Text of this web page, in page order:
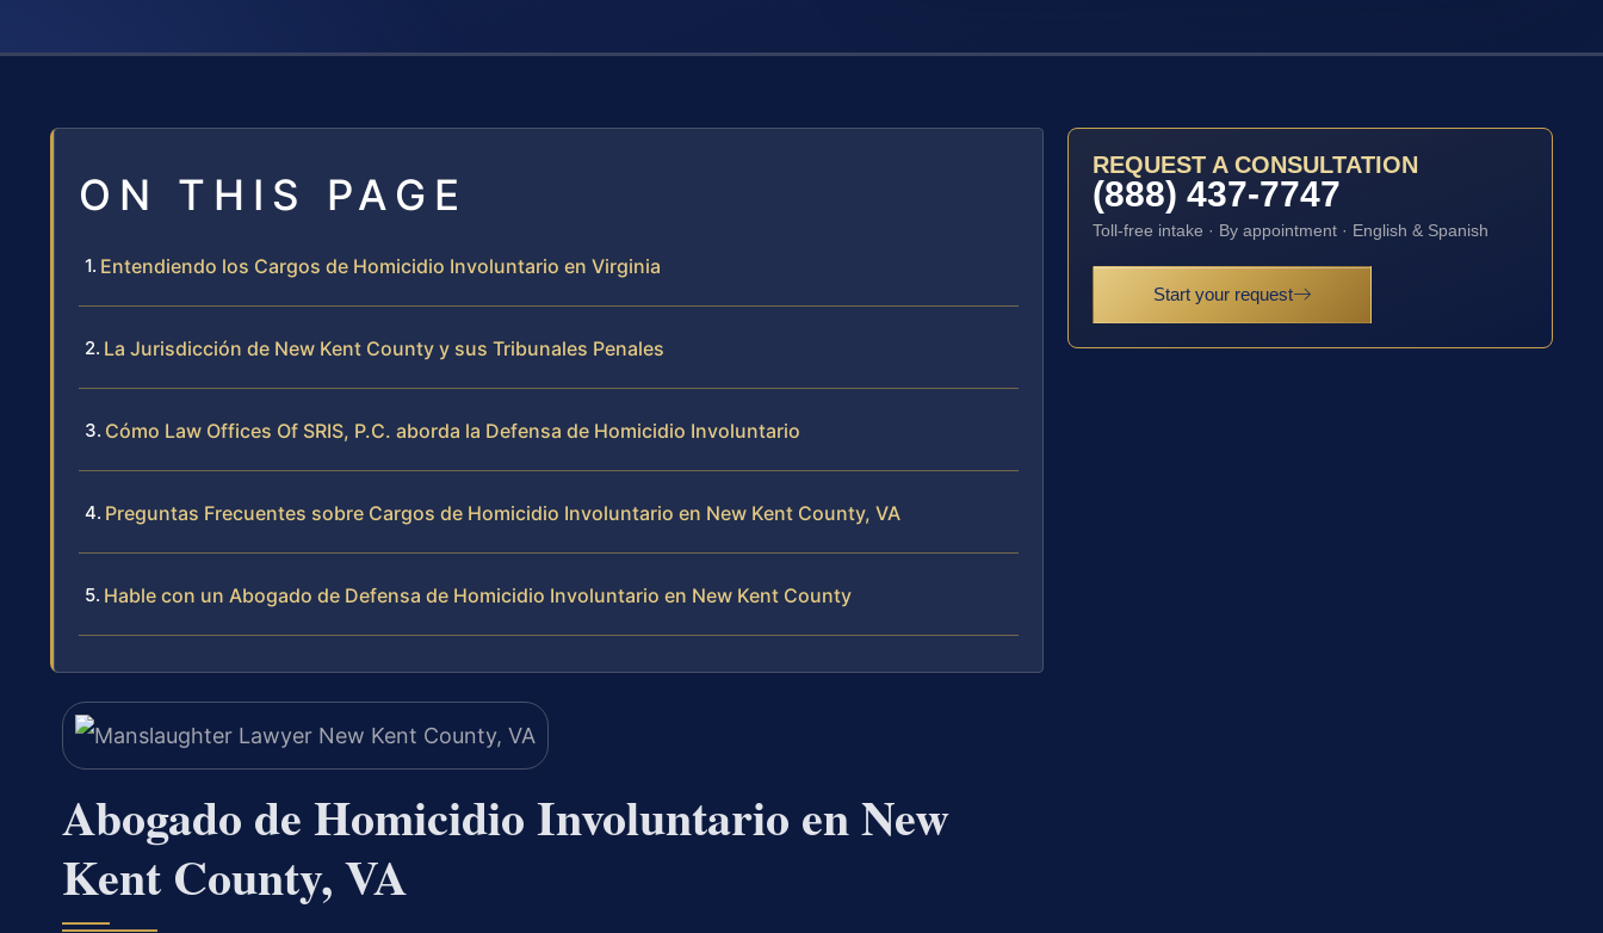
ON THIS PAGE
Entendiendo los Cargos de Homicidio Involuntario en Virginia
La Jurisdicción de New Kent County y sus Tribunales Penales
Cómo Law Offices Of SRIS, P.C. aborda la Defensa de Homicidio Involuntario
Preguntas Frecuentes sobre Cargos de Homicidio Involuntario en New Kent County, VA
Hable con un Abogado de Defensa de Homicidio Involuntario en New Kent County
Abogado de Homicidio Involuntario en New
Kent County, VA
REQUEST A CONSULTATION
(888) 437-7747
Toll-free intake · By appointment · English & Spanish
Start your request